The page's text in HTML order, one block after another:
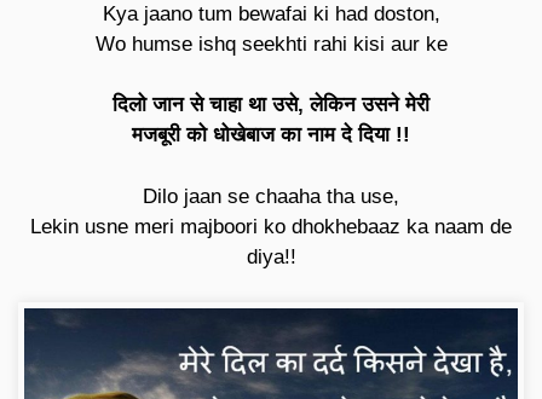
Kya jaano tum bewafai ki had doston,
Wo humse ishq seekhti rahi kisi aur ke
दिलो जान से चाहा था उसे, लेकिन उसने मेरी
मजबूरी को धोखेबाज का नाम दे दिया !!
Dilo jaan se chaaha tha use,
Lekin usne meri majboori ko dhokhebaaz ka naam de
diya!!